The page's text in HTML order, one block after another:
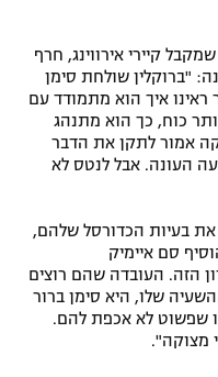
קיירי אירווינג, חרף
"ברוקלין שולחת סימן
ראינו איך הוא מתמודד עם
כוח, כך הוא מתנהג
אמור לתקן את הדבר
העונה. אבל לנטס לא
בעיות הכדורסל שלהם,
סם איימיק
הזה. העובדה שהם רוצים
שלו, היא סימן ברור
שפשוט לא אכפת להם.
מצוקה".